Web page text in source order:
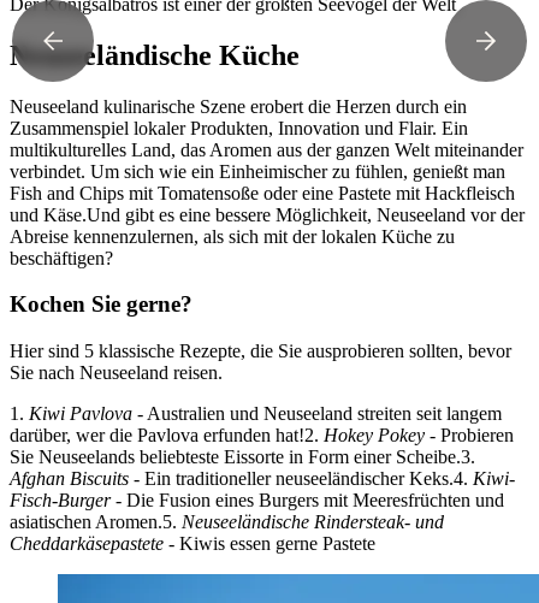
Neuseeländische Küche
Neuseeland kulinarische Szene erobert die Herzen durch ein
Zusammenspiel lokaler Produkten, Innovation und Flair. Ein
multikulturelles Land, das Aromen aus der ganzen Welt miteinander
verbindet. Um sich wie ein Einheimischer zu fühlen, genießt man
Fish and Chips mit Tomatensoße oder eine Pastete mit Hackfleisch
und Käse.Und gibt es eine bessere Möglichkeit, Neuseeland vor der
Abreise kennenzulernen, als sich mit der lokalen Küche zu
beschäftigen?
Kochen Sie gerne?
Hier sind 5 klassische Rezepte, die Sie ausprobieren sollten, bevor
Sie nach Neuseeland reisen.
1. Kiwi Pavlova - Australien und Neuseeland streiten seit langem
darüber, wer die Pavlova erfunden hat!2. Hokey Pokey - Probieren
Sie Neuseelands beliebteste Eissorte in Form einer Scheibe.3.
Afghan Biscuits - Ein traditioneller neuseeländischer Keks.4. Kiwi-
Fisch-Burger- Die Fusion eines Burgers mit Meeresfrüchten und
asiatischen Aromen.5. Neuseeländische Rindersteak- und
Cheddarkäsepastete - Kiwis essen gerne Pastete